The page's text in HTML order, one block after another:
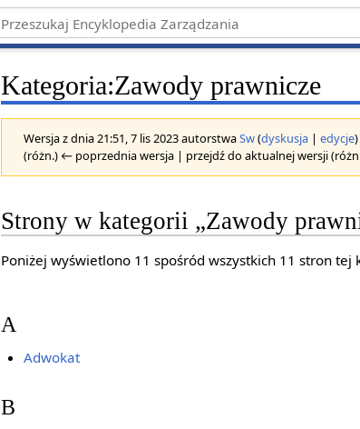
Kategoria:Zawody prawnicze
Wersja z dnia 21:51, 7 lis 2023 autorstwaSw(dyskusja |edycje)
(różn.) ← poprzednia wersja | przejdź do aktualnej wersji
Strony w kategorii „Zawody
Poniżej wyświetlono 11 spośród wszystkich 11 stron tej
A
Adwokat
B